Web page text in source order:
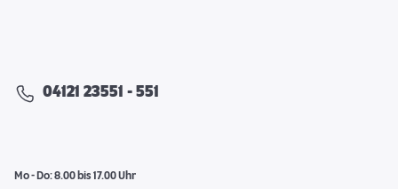
04121 23551 - 551
Mo - Do: 8.00 bis 17.00 Uhr